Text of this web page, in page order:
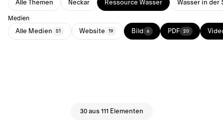
Alle Themen Neckar Ressource Wasser Wasser in der
Medien
Alle Medien 51 Website 19 Bild 6 PDF 20
30 aus 111 Elementen